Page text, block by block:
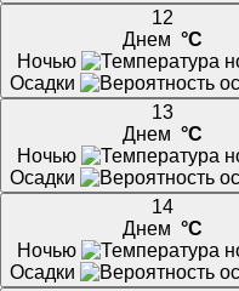
12
Днем °C
Ночью
Осадки
13
Днем °C
Ночью
Осадки
14
Днем °C
Ночью
Осадки